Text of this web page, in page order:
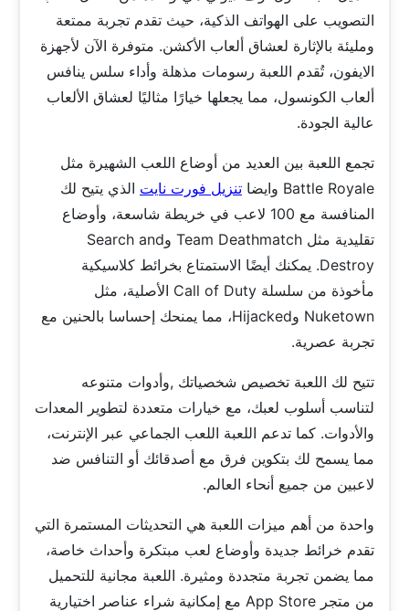
التصويب على الهواتف الذكية، حيث تقدم تجربة ممتعة
ومليئة بالإثارة لعشاق ألعاب الأكشن. متوفرة الآن لأجهزة
الايفون، تُقدم اللعبة رسومات مذهلة وأداء سلس ينافس
ألعاب الكونسول، مما يجعلها خيارًا مثاليًا لعشاق الألعاب
عالية الجودة.
تجمع اللعبة بين العديد من أوضاع اللعب الشهيرة مثل
Battle Royale وايضا
تنزيل فورت نايت الذي يتيح لك
المنافسة مع 100 لاعب في خريطة شاسعة، وأوضاع
تقليدية مثل Team Deathmatch وSearch and
Destroy. يمكنك أيضًا الاستمتاع بخرائط كلاسيكية
مأخوذة من سلسلة Call of Duty الأصلية، مثل
Nuketown وHijacked، مما يمنحك إحساسا بالحنين مع
تجربة عصرية.
تتيح لك اللعبة تخصيص شخصياتك ,وأدوات متنوعه
لتناسب أسلوب لعبك، مع خيارات متعددة لتطوير المعدات
والأدوات. كما تدعم اللعبة اللعب الجماعي عبر الإنترنت،
مما يسمح لك بتكوين فرق مع أصدقائك أو التنافس ضد
لاعبين من جميع أنحاء العالم.
واحدة من أهم ميزات اللعبة هي التحديثات المستمرة التي
تقدم خرائط جديدة وأوضاع لعب مبتكرة وأحداث خاصة،
مما يضمن تجربة متجددة ومثيرة. اللعبة مجانية للتحميل
من متجر App Store مع إمكانية شراء عناصر اختيارية